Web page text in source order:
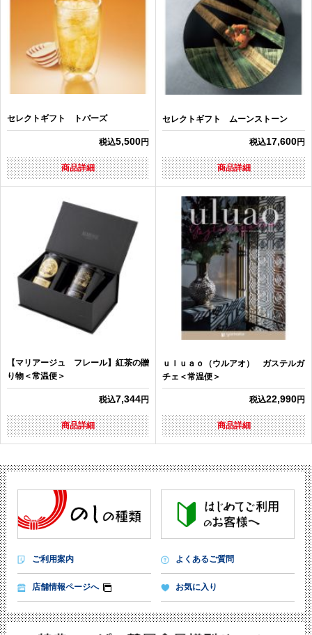
セレクトギフト トパーズ
税込5,500円
商品詳細
セレクトギフト ムーンストーン
税込17,600円
商品詳細
【マリアージュ フレール】紅茶の贈
り物＜常温便＞
税込7,344円
商品詳細
ｕｌｕａｏ（ウルアオ） ガステルガ
チェ＜常温便＞
税込22,990円
商品詳細
ご利用案内 よくあるご質問
店舗情報ページへ お気に入り